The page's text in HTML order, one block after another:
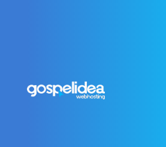
¿Qué necesito para
por internet? 5